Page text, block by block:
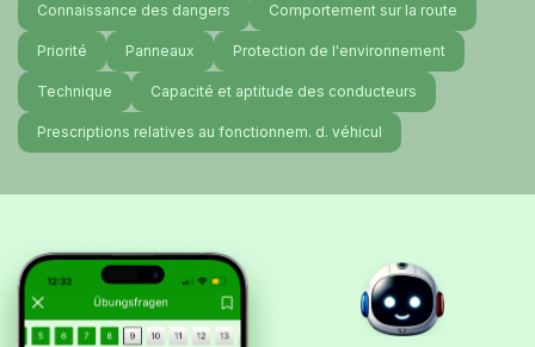
Connaissance des dangers Comportement sur la route
Priorité Panneaux Protection de l'environnement
Technique Capacité et aptitude des conducteurs
Prescriptions relatives au fonctionnem. d. véhicul